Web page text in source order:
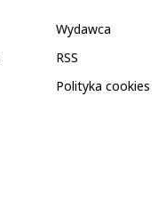
Wydawca
RSS
Polityka cookies